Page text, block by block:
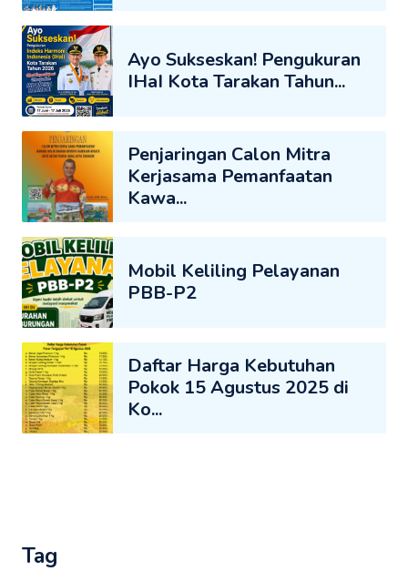
Ayo Sukseskan! Pengukuran
IHaI Kota Tarakan Tahun...
Penjaringan Calon Mitra
Kerjasama Pemanfaatan
Kawa...
Mobil Keliling Pelayanan
PBB-P2
Daftar Harga Kebutuhan
Pokok 15 Agustus 2025 di
Ko...
Tag